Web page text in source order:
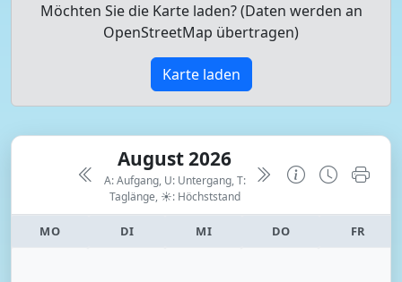
Möchten Sie die Karte laden? (Daten werden an
OpenStreetMap übertragen)
Karte laden
August 2026
A: Aufgang, U: Untergang, T:
Taglänge, ☀: Höchststand
MO DI MI DO FR